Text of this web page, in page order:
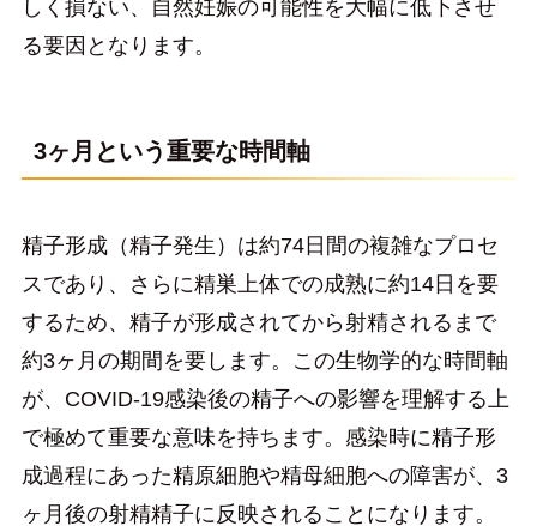
しく損ない、自然妊娠の可能性を大幅に低下させ
る要因となります。
3ヶ月という重要な時間軸
精子形成（精子発生）は約74日間の複雑なプロセ
スであり、さらに精巣上体での成熟に約14日を要
するため、精子が形成されてから射精されるまで
約3ヶ月の期間を要します。この生物学的な時間軸
が、COVID-19感染後の精子への影響を理解する上
で極めて重要な意味を持ちます。感染時に精子形
成過程にあった精原細胞や精母細胞への障害が、3
ヶ月後の射精精子に反映されることになります。